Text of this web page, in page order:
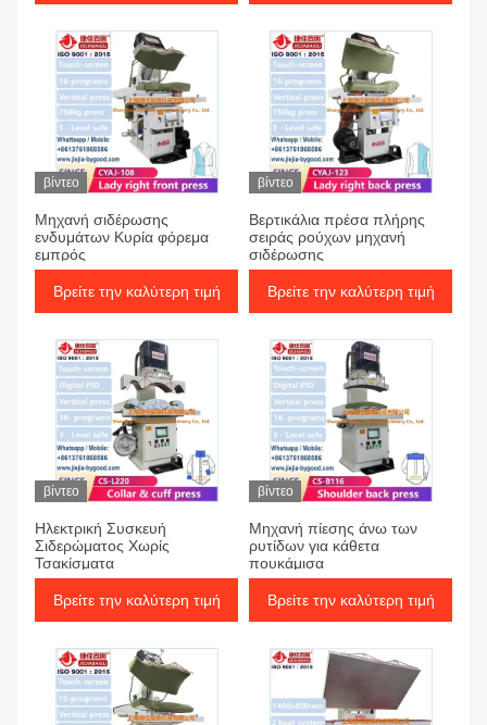
βίντεο
Μηχανή σιδέρωσης
ενδυμάτων Κυρία φόρεμα
εμπρός
Βρείτε την καλύτερη τιμή
βίντεο
Βερτικάλια πρέσα πλήρης
σειράς ρούχων μηχανή
σιδέρωσης
Βρείτε την καλύτερη τιμή
βίντεο
Ηλεκτρική Συσκευή
Σιδερώματος Χωρίς
Τσακίσματα
Βρείτε την καλύτερη τιμή
βίντεο
Μηχανή πίεσης άνω των
ρυτίδων για κάθετα
πουκάμισα
Βρείτε την καλύτερη τιμή